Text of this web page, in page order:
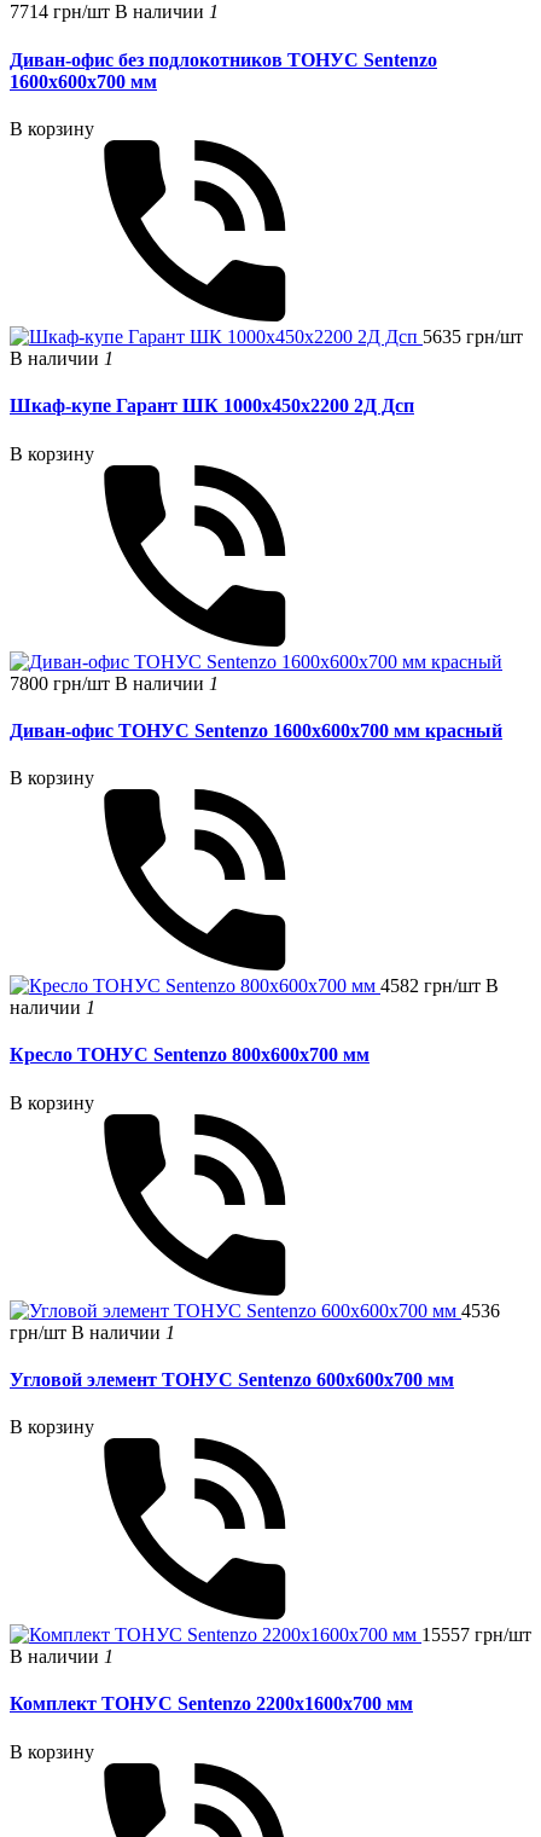
7714 грн/шт В наличии 1
Диван-офис без подлокотников ТОНУС Sentenzo
1600x600x700 мм
В корзину
5635 грн/шт
В наличии 1
Шкаф-купе Гарант ШК 1000х450х2200 2Д Дсп
В корзину
7800 грн/шт В наличии 1
Диван-офис ТОНУС Sentenzo 1600x600x700 мм красный
В корзину
4582 грн/шт В
наличии 1
Кресло ТОНУС Sentenzo 800x600x700 мм
В корзину
4536
грн/шт В наличии 1
Угловой элемент ТОНУС Sentenzo 600x600x700 мм
В корзину
15557 грн/шт
В наличии 1
Комплект ТОНУС Sentenzo 2200x1600x700 мм
В корзину